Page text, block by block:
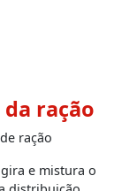
ração
ração
e mistura o